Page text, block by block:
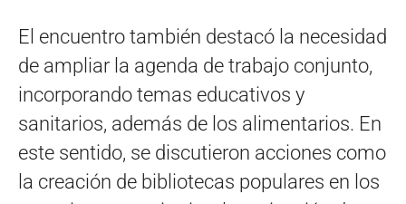
El encuentro también destacó la necesidad
de ampliar la agenda de trabajo conjunto,
incorporando temas educativos y
sanitarios, además de los alimentarios. En
este sentido, se discutieron acciones como
la creación de bibliotecas populares en los